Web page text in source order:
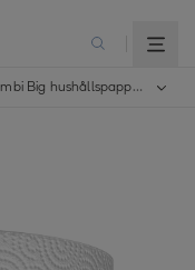
Big hushållspapper